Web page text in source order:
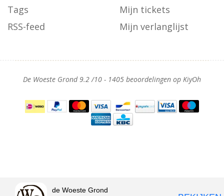
Tags
RSS-feed
Mijn tickets
Mijn verlanglijst
De Woeste Grond9.2/10 - 1405 beoordelingen op KiyOh
de Woeste Grond